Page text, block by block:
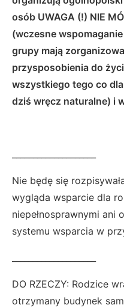
osób UWAGA (!) NIE
(wczesne
grupy mają
przysposobienia do
wszystkiego tego co
dziś wręcz naturalne) i
Nie będę się
wygląda wsparcie dla
niepełnosprawnymi ani
systemu wsparcia w
DO RZECZY: Rodzice
otrzymany budynek